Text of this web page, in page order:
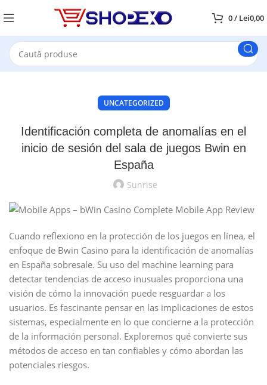
0/ Lei0,00
UNCATEGORIZED
Identificación completa de anomalías en el
inicio de sesión del sala de juegos Bwin en
España
Sunrise
Cuando reflexiono en la protección de los juegos en línea, el
enfoque de Bwin Casino para la identificación de anomalías
en España sobresale. Su uso del machine learning para
detectar tendencias de acceso inusuales proporciona una
visión de cómo la innovación puede resguardar a los
usuarios. Es fascinante pensar en las implicaciones de estos
sistemas, especialmente en lo que concierne a la protección
de la información personal. Exploremos qué convierte sus
métodos de acceso en tan confiables y cómo abordan las
potenciales riesgos.